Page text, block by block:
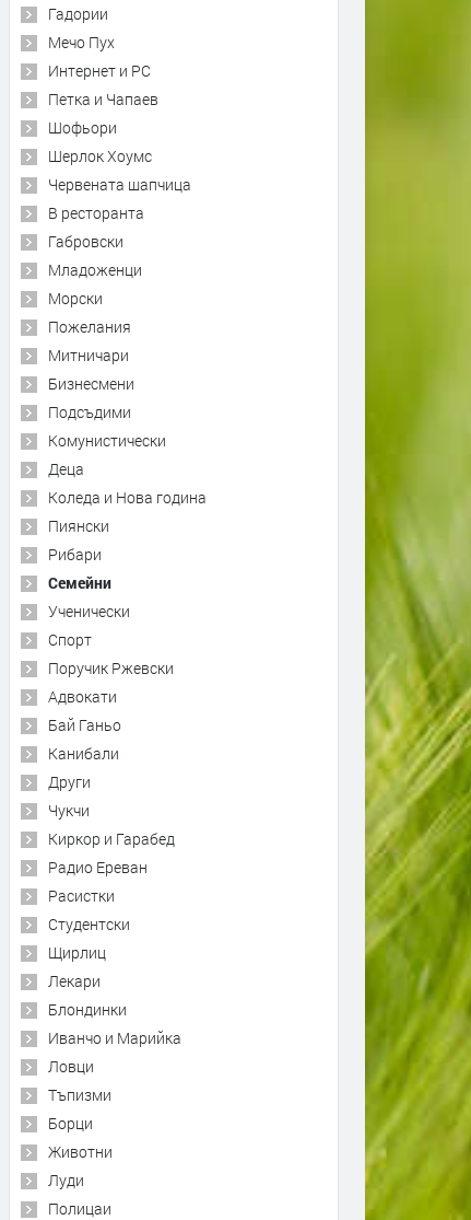
Гадории
Мечо Пух
Интернет и PC
Петка и Чапаев
Шофьори
Шерлок Хоумс
Червената шапчица
В ресторанта
Габровски
Младоженци
Морски
Пожелания
Митничари
Бизнесмени
Подсъдими
Комунистически
Деца
Коледа и Нова година
Пиянски
Рибари
Семейни
Ученически
Спорт
Поручик Ржевски
Адвокати
Бай Ганьо
Канибали
Други
Чукчи
Киркор и Гарабед
Радио Ереван
Расистки
Студентски
Щирлиц
Лекари
Блондинки
Иванчо и Марийка
Ловци
Тъпизми
Борци
Животни
Луди
Полицаи